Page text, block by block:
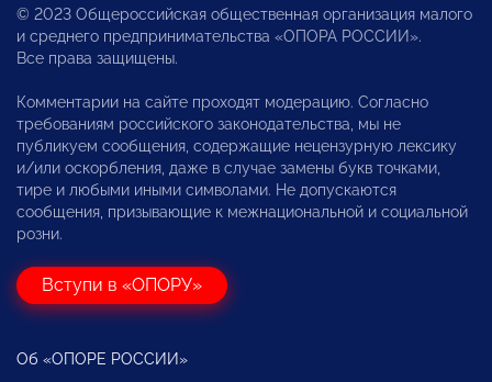
© 2023 Общероссийская общественная организация малого
и среднего предпринимательства «ОПОРА РОССИИ».
Все права защищены.
Комментарии на сайте проходят модерацию. Согласно
требованиям российского законодательства, мы не
публикуем сообщения, содержащие нецензурную лексику
и/или оскорбления, даже в случае замены букв точками,
тире и любыми иными символами. Не допускаются
сообщения, призывающие к межнациональной и социальной
розни.
Вступи в «ОПОРУ»
Об «ОПОРЕ РОССИИ»